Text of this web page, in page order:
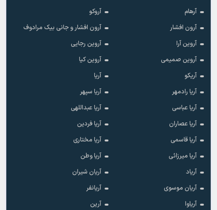
آرهام
آروکو
آرون افشار
آرون افشار و جانی بیک مرادوف
آروین آرا
آروین رجایی
آروین صمیمی
آروین کیا
آریکو
آریا
آریا رادمهر
آریا سپهر
آریا عباسی
آریا عبداللهی
آریا عصاران
آریا فردین
آریا قاسمی
آریا مختاری
آریا میرزائی
آریا وطن
آریاد
آریان شیران
آریان موسوی
آریانفر
آریاوا
آرین